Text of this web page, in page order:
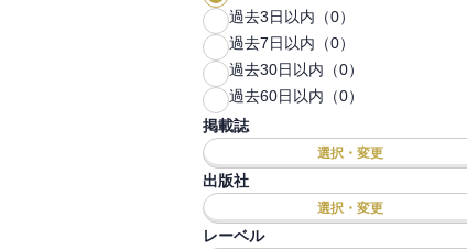
過去3日以内（0）
過去7日以内（0）
過去30日以内（0）
過去60日以内（0）
掲載誌
選択・変更
出版社
選択・変更
レーベル